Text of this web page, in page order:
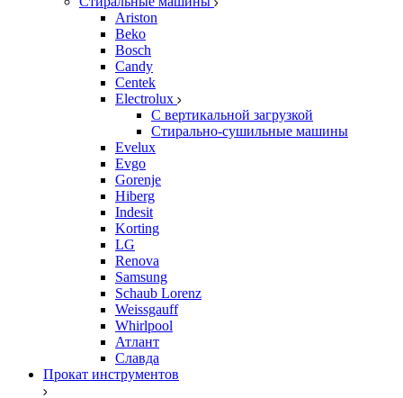
Ariston
Beko
Bosch
Candy
Centek
Electrolux
С вертикальной загрузкой
Стирально-сушильные машины
Evelux
Evgo
Gorenje
Hiberg
Indesit
Korting
LG
Renova
Samsung
Schaub Lorenz
Weissgauff
Whirlpool
Атлант
Славда
Прокат инструментов